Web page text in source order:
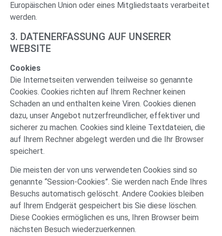
Europäischen Union oder eines Mitgliedstaats verarbeitet
werden.
3. DATENERFASSUNG AUF UNSERER
WEBSITE
Cookies
Die Internetseiten verwenden teilweise so genannte
Cookies. Cookies richten auf Ihrem Rechner keinen
Schaden an und enthalten keine Viren. Cookies dienen
dazu, unser Angebot nutzerfreundlicher, effektiver und
sicherer zu machen. Cookies sind kleine Textdateien, die
auf Ihrem Rechner abgelegt werden und die Ihr Browser
speichert.
Die meisten der von uns verwendeten Cookies sind so
genannte “Session-Cookies”. Sie werden nach Ende Ihres
Besuchs automatisch gelöscht. Andere Cookies bleiben
auf Ihrem Endgerät gespeichert bis Sie diese löschen.
Diese Cookies ermöglichen es uns, Ihren Browser beim
nächsten Besuch wiederzuerkennen.